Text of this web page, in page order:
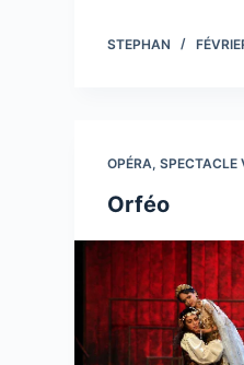
STEPHAN
OPÉRA,SPECTACLE
Orféo